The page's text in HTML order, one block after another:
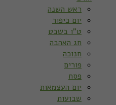
ראש השנה
יום כיפור
ט”ו בשבט
חג האהבה
חנוכה
פורים
פסח
יום העצמאות
שבועות